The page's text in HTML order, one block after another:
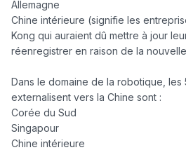
Allemagne
Chine intérieure (signifie les
Kong qui auraient dû mettre à jour
réenregistrer en raison de la
Dans le domaine de la robotique, les
externalisent vers la Chine sont :
Corée du Sud
Singapour
Chine intérieure